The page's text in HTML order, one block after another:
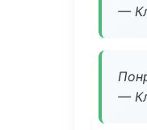
—
—